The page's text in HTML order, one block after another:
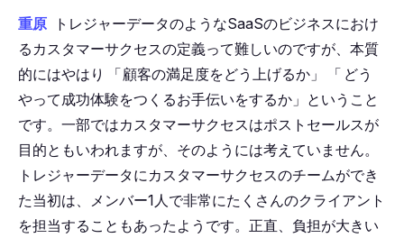
重原
トレジャーデータのようなSaaSのビジネスにおけ
るカスタマーサクセスの定義って難しいのですが、本質
的にはやはり
「顧客の満足度をどう上げるか」 「 どう
やって成功体験をつくるお手伝いをするか」ということ
です。一部ではカスタマーサクセスはポストセールスが
目的ともいわれますが、そのようには考えていません。
トレジャーデータにカスタマーサクセスのチームができ
た当初は、メンバー1人で非常にたくさんのクライアント
を担当することもあったようです。正直、負担が大きい